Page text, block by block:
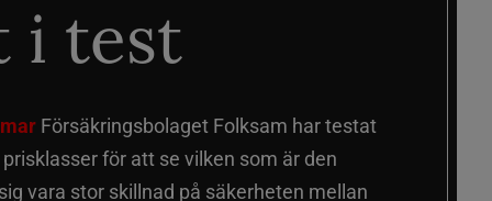
i test
Försäkringsbolaget Folksam har testat
för att se vilken som är den
vara stor skillnad på säkerheten mellan